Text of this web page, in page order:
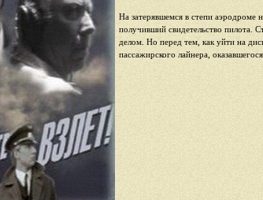
На затерявшемся в степи аэродроме
получивший свидетельство пилота.
делом. Но перед тем, как уйти на
пассажирского лайнера,